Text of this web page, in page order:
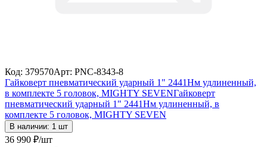
Код: 379570Арт: PNC-8343-8
Гайковерт пневматический ударный 1" 2441Нм удлиненный,
в комплекте 5 головок, MIGHTY SEVENГайковерт
пневматический ударный 1" 2441Нм удлиненный, в
комплекте 5 головок, MIGHTY SEVEN
В наличии: 1 шт
36 990 ₽/шт